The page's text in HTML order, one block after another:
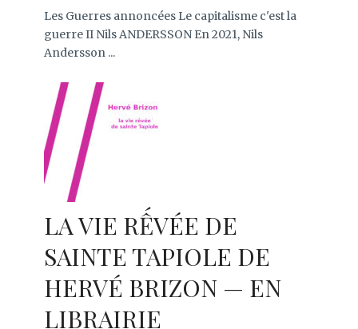
Les Guerres annoncées Le capitalisme c'est la
guerre II Nils ANDERSSON En 2021, Nils
Andersson ...
LA VIE RẾVÉE DE
SAINTE TAPIOLE DE
HERVÉ BRIZON — EN
LIBRAIRIE